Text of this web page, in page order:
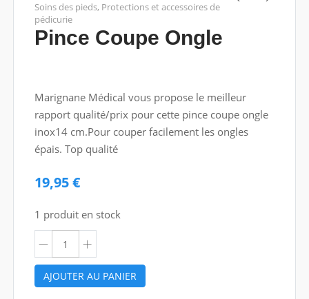
Soins des pieds, Protections et accessoires de
pédicurie
Pince Coupe Ongle
Marignane Médical vous propose le meilleur
rapport qualité/prix pour cette pince coupe ongle
inox14 cm.Pour couper facilement les ongles
épais. Top qualité
19,95 €
1 produit en stock
AJOUTER AU PANIER